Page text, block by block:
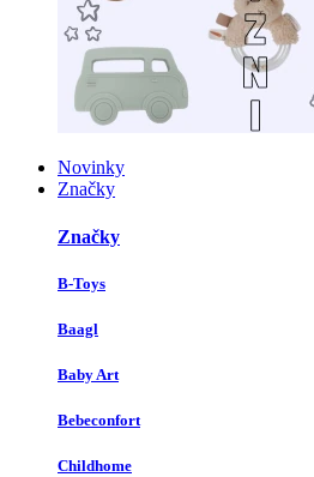
Novinky
Značky
Značky
B-Toys
Baagl
Baby Art
Bebeconfort
Childhome